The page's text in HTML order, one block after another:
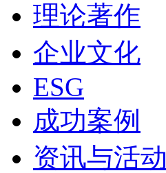
理论著作
企业文化
ESG
成功案例
资讯与活动